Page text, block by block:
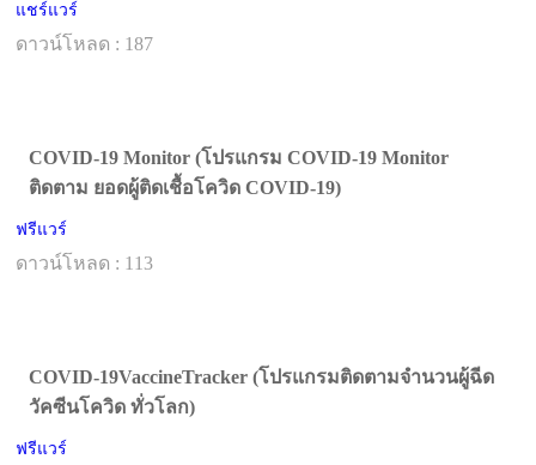
แชร์แวร์
ดาวน์โหลด : 187
COVID-19 Monitor (โปรแกรม COVID-19 Monitor
ติดตาม ยอดผู้ติดเชื้อโควิด COVID-19)
ฟรีแวร์
ดาวน์โหลด : 113
COVID-19VaccineTracker (โปรแกรมติดตามจำนวนผู้ฉีด
วัคซีนโควิด ทั่วโลก)
ฟรีแวร์